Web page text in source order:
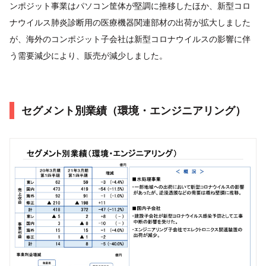
ンポジット事業はパソコン筐体が堅調に推移したほか、新型コロ
ナウイルス肺炎診断用の医療機器関連部材の出荷が拡大しました
が、海外のコンポジット子会社は新型コロナウイルスの影響に伴
う需要減少により、販売が減少しました。
セグメント別業績（環境・エンジニアリング）